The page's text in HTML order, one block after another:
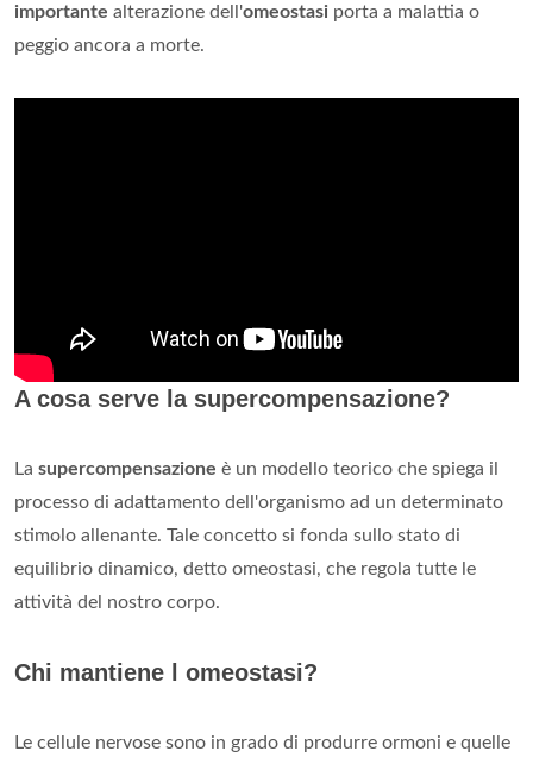
importante alterazione dell'omeostasi porta a malattia o
peggio ancora a morte.
A cosa serve la supercompensazione?
La supercompensazione è un modello teorico che spiega il
processo di adattamento dell'organismo ad un determinato
stimolo allenante. Tale concetto si fonda sullo stato di
equilibrio dinamico, detto omeostasi, che regola tutte le
attività del nostro corpo.
Chi mantiene l omeostasi?
Le cellule nervose sono in grado di produrre ormoni e quelle